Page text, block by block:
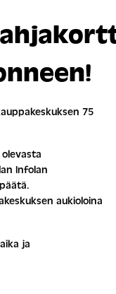
75
Infolan
aukioloina
ja